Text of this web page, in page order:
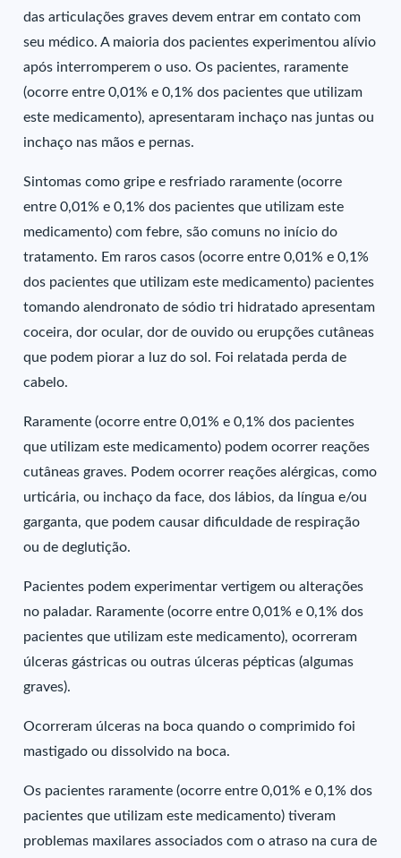
das articulações graves devem entrar em contato com
seu médico. A maioria dos pacientes experimentou alívio
após interromperem o uso. Os pacientes, raramente
(ocorre entre 0,01% e 0,1% dos pacientes que utilizam
este medicamento), apresentaram inchaço nas juntas ou
inchaço nas mãos e pernas.
Sintomas como gripe e resfriado raramente (ocorre
entre 0,01% e 0,1% dos pacientes que utilizam este
medicamento) com febre, são comuns no início do
tratamento. Em raros casos (ocorre entre 0,01% e 0,1%
dos pacientes que utilizam este medicamento) pacientes
tomando alendronato de sódio tri hidratado apresentam
coceira, dor ocular, dor de ouvido ou erupções cutâneas
que podem piorar a luz do sol. Foi relatada perda de
cabelo.
Raramente (ocorre entre 0,01% e 0,1% dos pacientes
que utilizam este medicamento) podem ocorrer reações
cutâneas graves. Podem ocorrer reações alérgicas, como
urticária, ou inchaço da face, dos lábios, da língua e/ou
garganta, que podem causar dificuldade de respiração
ou de deglutição.
Pacientes podem experimentar vertigem ou alterações
no paladar. Raramente (ocorre entre 0,01% e 0,1% dos
pacientes que utilizam este medicamento), ocorreram
úlceras gástricas ou outras úlceras pépticas (algumas
graves).
Ocorreram úlceras na boca quando o comprimido foi
mastigado ou dissolvido na boca.
Os pacientes raramente (ocorre entre 0,01% e 0,1% dos
pacientes que utilizam este medicamento) tiveram
problemas maxilares associados com o atraso na cura de